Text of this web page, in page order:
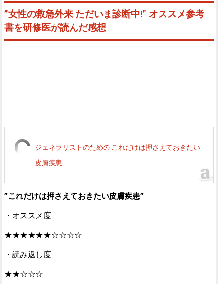
”女性の救急外来 ただいま診断中!” オススメ参考
書を研修医が読んだ感想
ジェネラリストのための これだけは押さえておきたい
皮膚疾患
”これだけは押さえておきたい皮膚疾患”
・オススメ度
★★★★★★☆☆☆☆
・読み返し度
★★☆☆☆